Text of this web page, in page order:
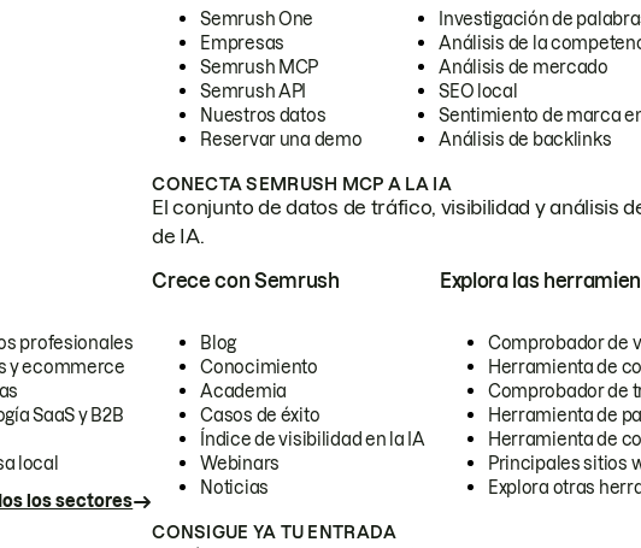
Semrush One
Empresas
Semrush MCP
Semrush API
Nuestros datos
Reservar una demo
Investigación de
Análisis de la
Análisis de mercado
SEO local
Sentimiento de marca
Análisis de backlinks
CONECTA SEMRUSH MCP A LA IA
El conjunto de datos de tráfico, visibilidad y análisis
de IA.
profesionales
y ecommerce
SaaS y B2B
local
los sectores
Crece con Semrush
Blog
Conocimiento
Academia
Casos de éxito
Índice de visibilidad en la IA
Webinars
Noticias
Explora las
Comprobador de
Herramienta de
Comprobador de
Herramienta de
Herramienta de
Principales sitios
Explora otras
CONSIGUE YA TU ENTRADA